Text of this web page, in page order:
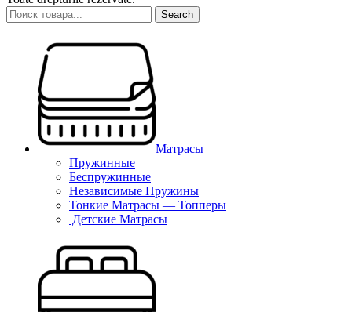
Search
Матрасы
Пружинные
Беспружинные
Независимые Пружины
Тонкие Матрасы — Топперы
Детские Матрасы